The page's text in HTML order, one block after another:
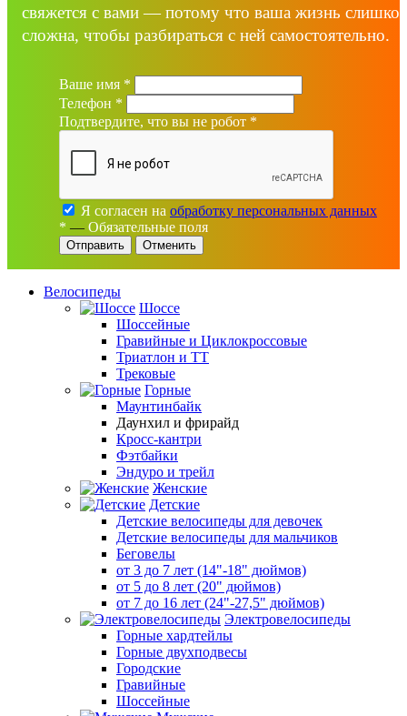
свяжется с вами — потому что ваша жизнь
сложна, чтобы разбираться с ней самостоятельно.
Ваше имя *
Телефон *
Подтвердите, что вы не робот *
Я согласен на обработку персональных данных
* — Обязательные поля
Отменить
Велосипеды
Шоссе
Шоссейные
Гравийные и Циклокроссовые
Триатлон и ТТ
Трековые
Горные
Маунтинбайк
Даунхил и фрирайд
Кросс-кантри
Фэтбайки
Эндуро и трейл
Женские
Детские
Детские велосипеды для девочек
Детские велосипеды для мальчиков
Беговелы
от 3 до 7 лет (14"-18" дюймов)
от 5 до 8 лет (20" дюймов)
от 7 до 16 лет (24"-27,5" дюймов)
Электровелосипеды
Горные хардтейлы
Горные двухподвесы
Городские
Гравийные
Шоссейные